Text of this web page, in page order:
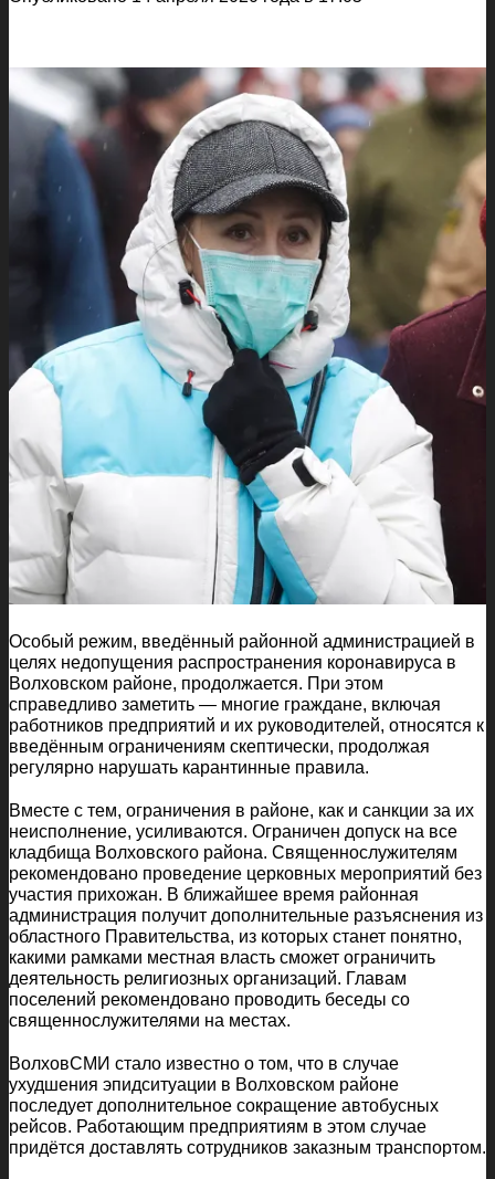
Особый режим, введённый районной администрацией в
целях недопущения распространения коронавируса в
Волховском районе, продолжается. При этом
справедливо заметить — многие граждане, включая
работников предприятий и их руководителей, относятся к
введённым ограничениям скептически, продолжая
регулярно нарушать карантинные правила.
Вместе с тем, ограничения в районе, как и санкции за их
неисполнение, усиливаются. Ограничен допуск на все
кладбища Волховского района. Священнослужителям
рекомендовано проведение церковных мероприятий без
участия прихожан. В ближайшее время районная
администрация получит дополнительные разъяснения из
областного Правительства, из которых станет понятно,
какими рамками местная власть сможет ограничить
деятельность религиозных организаций. Главам
поселений рекомендовано проводить беседы со
священнослужителями на местах.
ВолховСМИ стало известно о том, что в случае
ухудшения эпидситуации в Волховском районе
последует дополнительное сокращение автобусных
рейсов. Работающим предприятиям в этом случае
придётся доставлять сотрудников заказным транспортом.